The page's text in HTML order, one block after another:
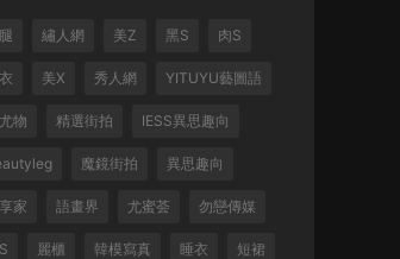
繡人網 美Z 黑S 肉S
美X 秀人網 YITUYU藝圖語
物 精選街拍 IESS異思趣向
魔鏡街拍 異思趣向
家 語畫界 尤蜜荟 勿戀傳媒
麗櫃 韓模寫真 睡衣 短裙